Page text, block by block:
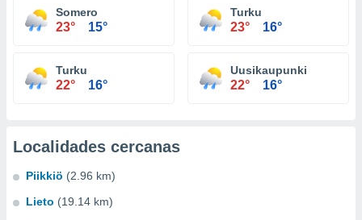
Somero
23° 15°
Turku
23° 16°
Turku
22° 16°
Uusikaupunki
22° 16°
Localidades cercanas
Piikkiö (2.96 km)
Lieto (19.14 km)